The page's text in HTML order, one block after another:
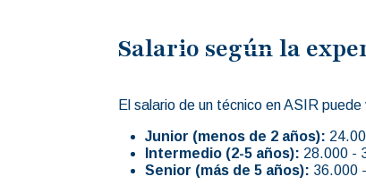
Salario según la
El salario de un técnico en ASIR
Junior (menos de 2 años):
Intermedio (2-5 años): 28.000 -
Senior (más de 5 años): 36.000